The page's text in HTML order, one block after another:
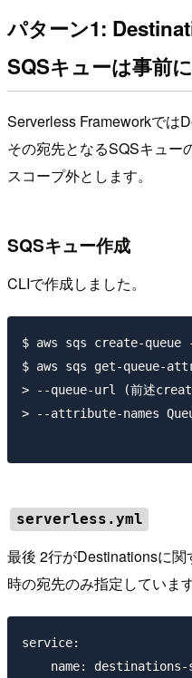
パターン1:
SQSキューは事前
Serverless Frameworkでは
その宛先となるSQSキュー
スコープ外とします。
SQSキュー作成
CLIで作成しました。
$ aws sqs create-
$ aws sqs get-queue-
> --queue-url (前述
> --attribute-names
serverless.yml
最後 2行がDestinationsに
時の宛先のみ指定しています
service:
name: destinations-